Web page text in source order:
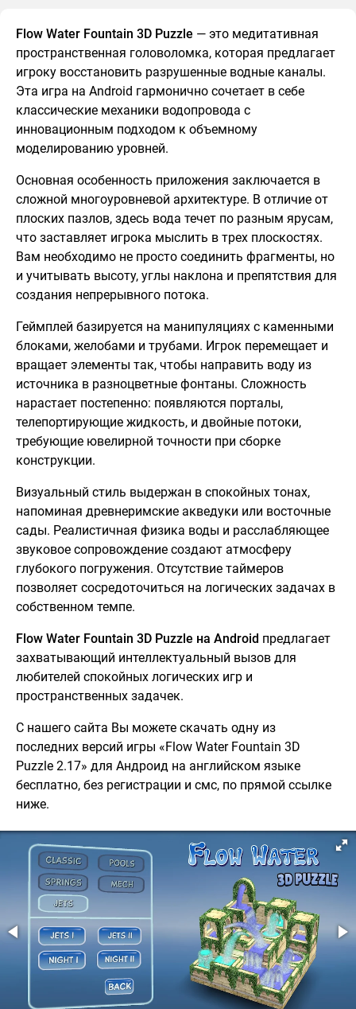
Flow Water Fountain 3D Puzzle — это медитативная
пространственная головоломка, которая предлагает
игроку восстановить разрушенные водные каналы.
Эта игра на Android гармонично сочетает в себе
классические механики водопровода с
инновационным подходом к объемному
моделированию уровней.
Основная особенность приложения заключается в
сложной многоуровневой архитектуре. В отличие от
плоских пазлов, здесь вода течет по разным ярусам,
что заставляет игрока мыслить в трех плоскостях.
Вам необходимо не просто соединить фрагменты, но
и учитывать высоту, углы наклона и препятствия для
создания непрерывного потока.
Геймплей базируется на манипуляциях с каменными
блоками, желобами и трубами. Игрок перемещает и
вращает элементы так, чтобы направить воду из
источника в разноцветные фонтаны. Сложность
нарастает постепенно: появляются порталы,
телепортирующие жидкость, и двойные потоки,
требующие ювелирной точности при сборке
конструкции.
Визуальный стиль выдержан в спокойных тонах,
напоминая древнеримские акведуки или восточные
сады. Реалистичная физика воды и расслабляющее
звуковое сопровождение создают атмосферу
глубокого погружения. Отсутствие таймеров
позволяет сосредоточиться на логических задачах в
собственном темпе.
Flow Water Fountain 3D Puzzle на Android предлагает
захватывающий интеллектуальный вызов для
любителей спокойных логических игр и
пространственных задачек.
С нашего сайта Вы можете скачать одну из
последних версий игры «Flow Water Fountain 3D
Puzzle 2.17» для Андроид на английском языке
бесплатно, без регистрации и смс, по прямой ссылке
ниже.